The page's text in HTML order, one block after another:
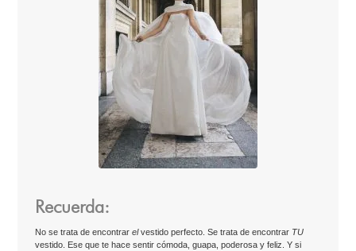
Recuerda:
No se trata de encontrar elvestido perfecto. Se trata de encontrar TU
vestido. Ese que te hace sentir cómoda, guapa, poderosa y feliz. Y si